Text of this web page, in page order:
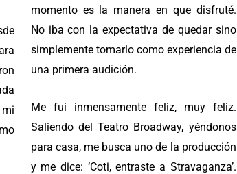
momento es la manera en que disfruté.
No iba con la expectativa de quedar sino
simplemente tomarlo como experiencia de
una primera audición.
Me fui inmensamente feliz, muy feliz.
Saliendo del Teatro Broadway, yéndonos
para casa, me busca uno de la producción
y me dice: ‘Coti, entraste a Stravaganza’.